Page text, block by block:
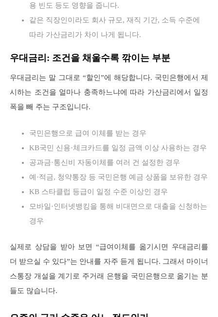
용 빈도 등도 영향을 줍니다.
같은 직장인이라도 회사 규모, 재직 기간, 소득 수준에
따라 가산금리가 차이 나게 됩니다.
우대금리: 조건을 채울수록 깎이는 부분
우대금리는 말 그대로 “할인”에 해당합니다. 국민은행에서 제
시하는 조건을 얼마나 충족하느냐에 따라 가산금리에서 일정
폭을 빼 주는 구조입니다.
국민은행으로 급여 이체를 받는 경우
KB국민 신용·체크카드를 일정 금액 이상 사용하는 경우
공과금·통신비 자동이체를 여러 건 설정한 경우
예·적금, 청약통장 등 국민은행 예금 상품을 보유한 경우
KB 스타클럽 등급이 일정 수준 이상인 경우
모바일·인터넷뱅킹을 통해 비대면으로 대출을 신청하는
경우
실제로 상담을 받아 보면 “급여이체를 옮기시면 우대금리를
더 받으실 수 있다”는 안내를 자주 듣게 됩니다. 그래서 마이너
스통장 개설을 계기로 주거래 은행을 국민은행으로 옮기는 분
들도 많습니다.